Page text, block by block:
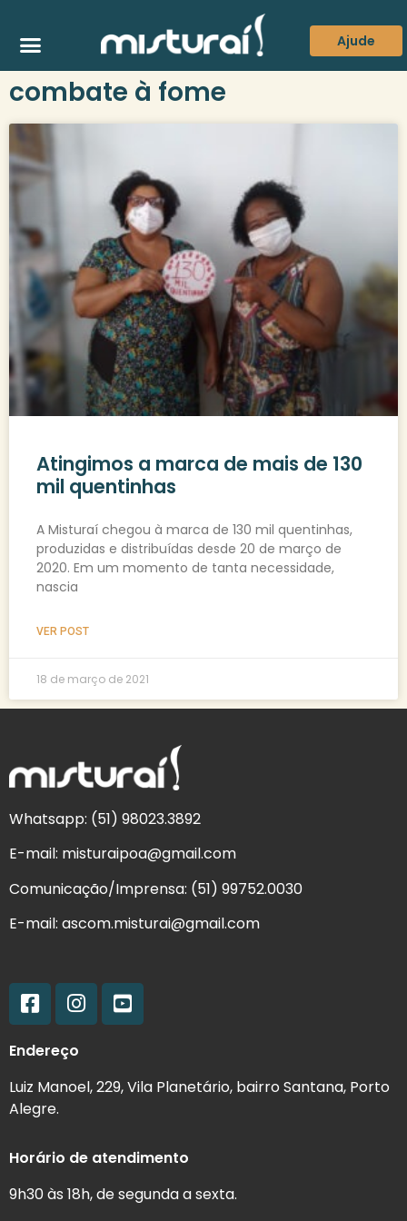
Ajude
combate à fome
Atingimos a marca de mais de 130
mil quentinhas
A Misturaí chegou à marca de 130 mil quentinhas,
produzidas e distribuídas desde 20 de março de
2020. Em um momento de tanta necessidade,
nascia
VER POST
18 de março de 2021
Whatsapp: (51) 98023.3892
E-mail: misturaipoa@gmail.com
Comunicação/Imprensa: (51) 99752.0030
E-mail: ascom.misturai@gmail.com
Endereço
Luiz Manoel, 229, Vila Planetário, bairro Santana, Porto
Alegre.
Horário de atendimento
9h30 às 18h, de segunda a sexta.